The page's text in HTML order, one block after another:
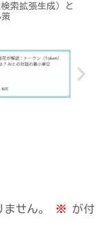
索拡張生成）と
せん。 ※ が付